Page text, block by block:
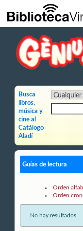
Saltar al contenido principal
Busca
libros,
música y
cine al
Catálogo
Aladí
Guías de lectura
Orden
Orden
No hay resultados